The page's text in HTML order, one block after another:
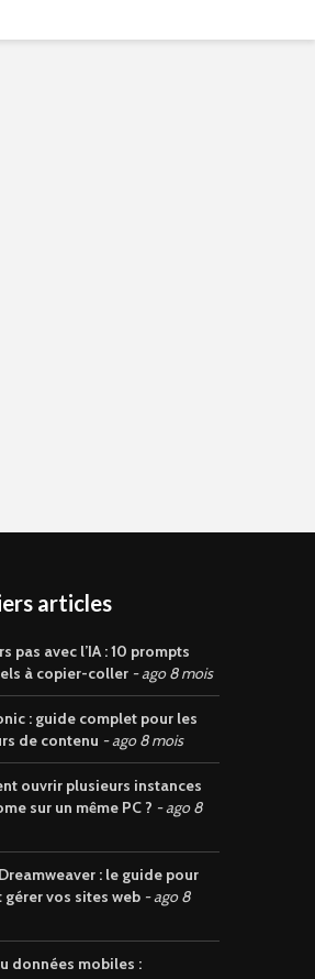
articles
pas avec l’IA : 10 prompts
à copier-coller
ago 8 mois
: guide complet pour les
de contenu
ago 8 mois
ouvrir plusieurs instances
sur un même PC ?
ago 8
: le guide pour
gérer vos sites web
ago 8
données mobiles :